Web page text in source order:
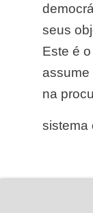
seus
Este é
assume
na
sistema